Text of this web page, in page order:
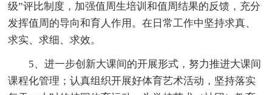
级”评比制度，加强值周生培训和值周结果的反馈，充分
发挥值周的导向和育人作用。在日常工作中坚持求真、
求实、求细、求效。
5、进一步创新大课间的开展形式，努力推进大课间
课程化管理；认真组织开展好体育艺术活动，坚持落实